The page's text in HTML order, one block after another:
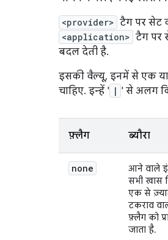
<provider> टैग पर सेट
<application> टैग पर
बदल देती है.
इसकी वैल्यू, इनमें से एक
चाहिए. इन्हें ' | ' से अलग
फ़्लैग ब्यौरा
none
आने वाले
सभी खास
एक से
टकराव
फ़्लैग को
जाता है.